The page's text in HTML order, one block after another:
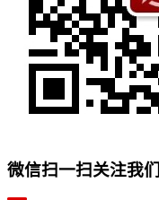
微信扫一扫关注我们